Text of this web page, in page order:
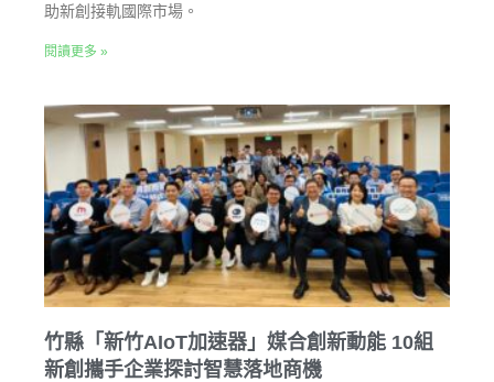
助新創接軌國際市場。
閱讀更多 »
竹縣「新竹AIoT加速器」媒合創新動能 10組
新創攜手企業探討智慧落地商機